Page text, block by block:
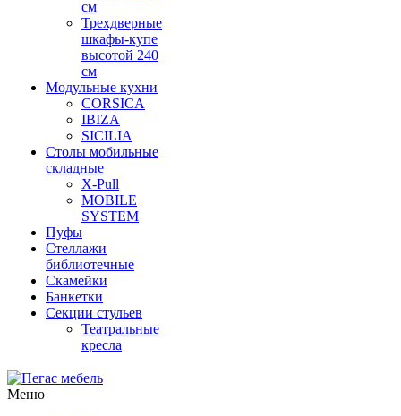
см
Трехдверные
шкафы-купе
высотой 240
см
Модульные кухни
CORSICA
IBIZA
SICILIA
Столы мобильные
складные
X-Pull
MOBILE
SYSTEM
Пуфы
Стеллажи
библиотечные
Скамейки
Банкетки
Секции стульев
Театральные
кресла
Меню